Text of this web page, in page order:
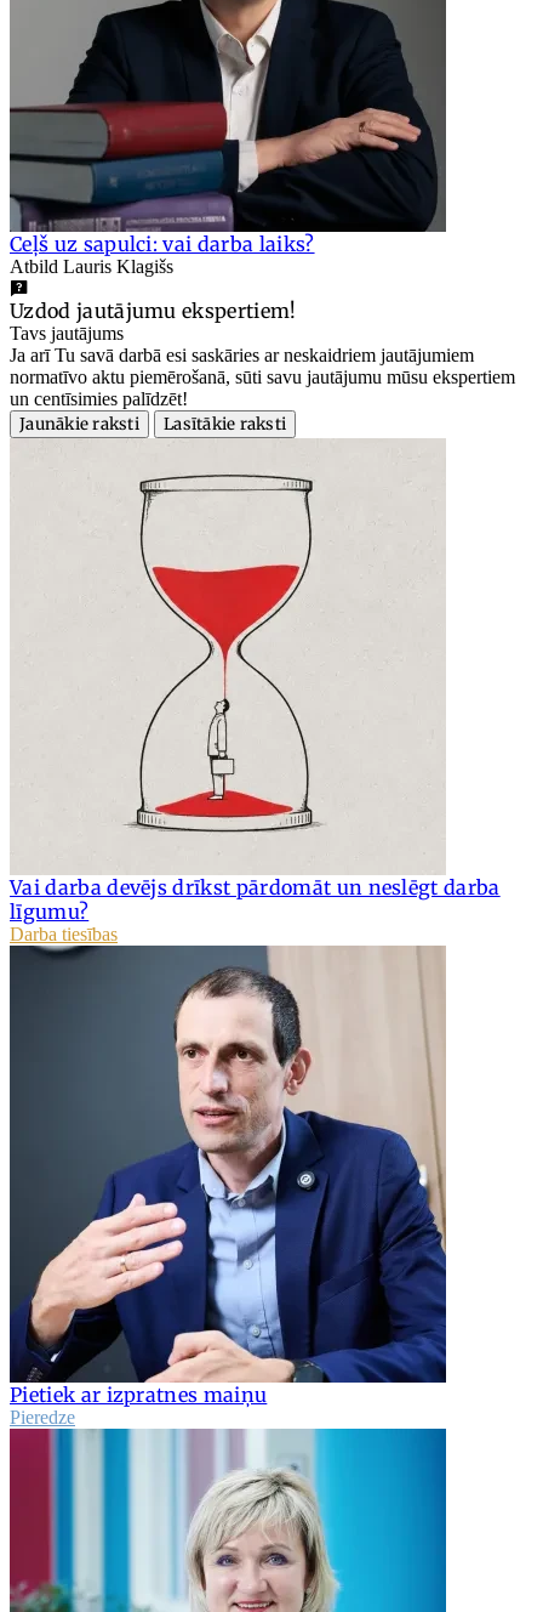
Ceļš uz sapulci: vai darba laiks?
Atbild Lauris Klagišs
Uzdod jautājumu ekspertiem!
Tavs jautājums
Ja arī Tu savā darbā esi saskāries ar neskaidriem jautājumiem
normatīvo aktu piemērošanā, sūti savu jautājumu mūsu ekspertiem
un centīsimies palīdzēt!
Jaunākie raksti
Lasītākie raksti
Vai darba devējs drīkst pārdomāt un neslēgt darba
līgumu?
Darba tiesības
Pietiek ar izpratnes maiņu
Pieredze